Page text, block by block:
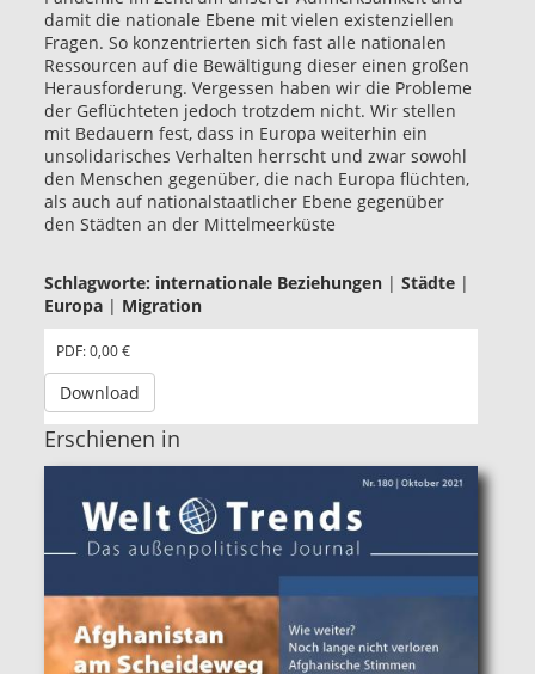
damit die nationale Ebene mit vielen existenziellen
Fragen. So konzentrierten sich fast alle nationalen
Ressourcen auf die Bewältigung dieser einen großen
Herausforderung. Vergessen haben wir die Probleme
der Geflüchteten jedoch trotzdem nicht. Wir stellen
mit Bedauern fest, dass in Europa weiterhin ein
unsolidarisches Verhalten herrscht und zwar sowohl
den Menschen gegenüber, die nach Europa flüchten,
als auch auf nationalstaatlicher Ebene gegenüber
den Städten an der Mittelmeerküste
Schlagworte: internationale Beziehungen | Städte |
Europa | Migration
PDF: 0,00 €
Download
Erschienen in